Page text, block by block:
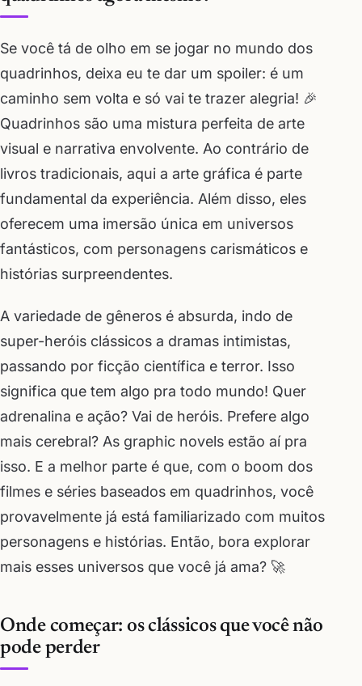
Se você tá de olho em se jogar no mundo dos
quadrinhos, deixa eu te dar um spoiler: é um
caminho sem volta e só vai te trazer alegria! 🎉
Quadrinhos são uma mistura perfeita de arte
visual e narrativa envolvente. Ao contrário de
livros tradicionais, aqui a arte gráfica é parte
fundamental da experiência. Além disso, eles
oferecem uma imersão única em universos
fantásticos, com personagens carismáticos e
histórias surpreendentes.
A variedade de gêneros é absurda, indo de
super-heróis clássicos a dramas intimistas,
passando por ficção científica e terror. Isso
significa que tem algo pra todo mundo! Quer
adrenalina e ação? Vai de heróis. Prefere algo
mais cerebral? As graphic novels estão aí pra
isso. E a melhor parte é que, com o boom dos
filmes e séries baseados em quadrinhos, você
provavelmente já está familiarizado com muitos
personagens e histórias. Então, bora explorar
mais esses universos que você já ama? 🚀
Onde começar: os clássicos que você não
pode perder